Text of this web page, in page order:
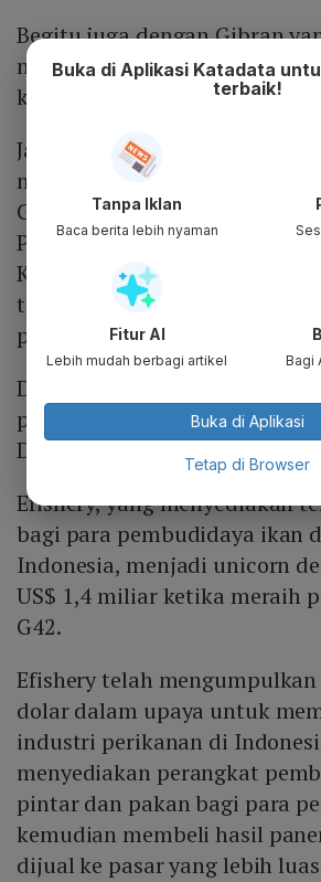
Begitu juga dengan Gibran
memberikan respons atas
konfirmasi melalui WhatsApp.
Jajaran direksi eFishery
membebastugaskan
Gibran Huzaifah sebagai CEO
Product Officer Chrisna
Keduanya dikabarkan dalam
terkait dugaan
perusahaan.
Dugaan CEO eFishery
perusahaan pertama kali
DealStreetAsia.
Efishery, yang menyediakan
bagi para pembudidaya ikan
Indonesia, menjadi unicorn
US$ 1,4 miliar ketika meraih
G42.
Efishery telah
dolar dalam upaya untuk
industri perikanan di
menyediakan perangkat
pintar dan pakan bagi para
kemudian membeli hasil
dijual ke pasar yang lebih
Buka di Aplikasi Katadata
terbaik!
Tanpa Iklan
Baca berita lebih nyaman
Fitur AI
Lebih mudah berbagi artikel Bagi
Buka di Aplikasi
Tetap di Browser